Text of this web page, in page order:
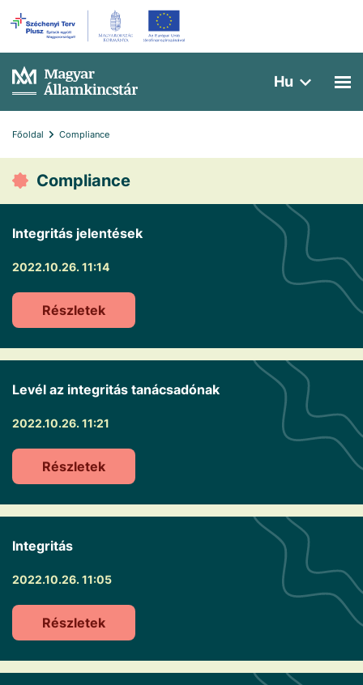
Hu
Főoldal Compliance
Compliance
Integritás jelentések
2022.10.26. 11:14
Részletek
Levél az integritás tanácsadónak
2022.10.26. 11:21
Részletek
Integritás
2022.10.26. 11:05
Részletek